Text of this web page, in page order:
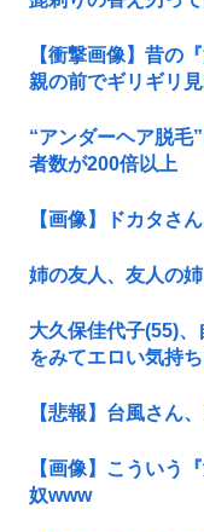
【衝撃画像】昔の
親の前でギリギリ
“アンダーヘア脱毛
者数が200倍以上
【画像】ドカタさ
姉の友人、友人の
大久保佳代子(55)
をみてエロい気持ち
【悲報】台風さん
【画像】こういう
奴www